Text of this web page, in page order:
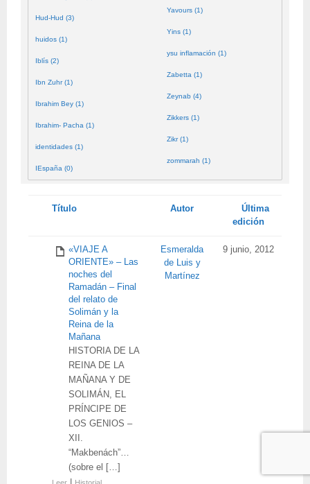
Hud-Hud (3)
huidos (1)
Iblís (2)
Ibn Zuhr (1)
Ibrahim Bey (1)
Ibrahim- Pacha (1)
identidades (1)
IEspaña (0)
Yavours (1)
Yins (1)
ysu inflamación (1)
Zabetta (1)
Zeynab (4)
Zikkers (1)
Zikr (1)
zommarah (1)
Tienes
Título Autor
Última
edición
«VIAJE A
ORIENTE» – Las
noches del
Ramadán – Final
del relato de
Solimán y la
Reina de la
Mañana
HISTORIA DE LA
REINA DE LA
MAÑANA Y DE
SOLIMÁN, EL
PRÍNCIPE DE
LOS GENIOS –
XII.
“Makbenách”…
(sobre el […]
Esmeralda
de Luis y
Martínez
9 junio, 2012